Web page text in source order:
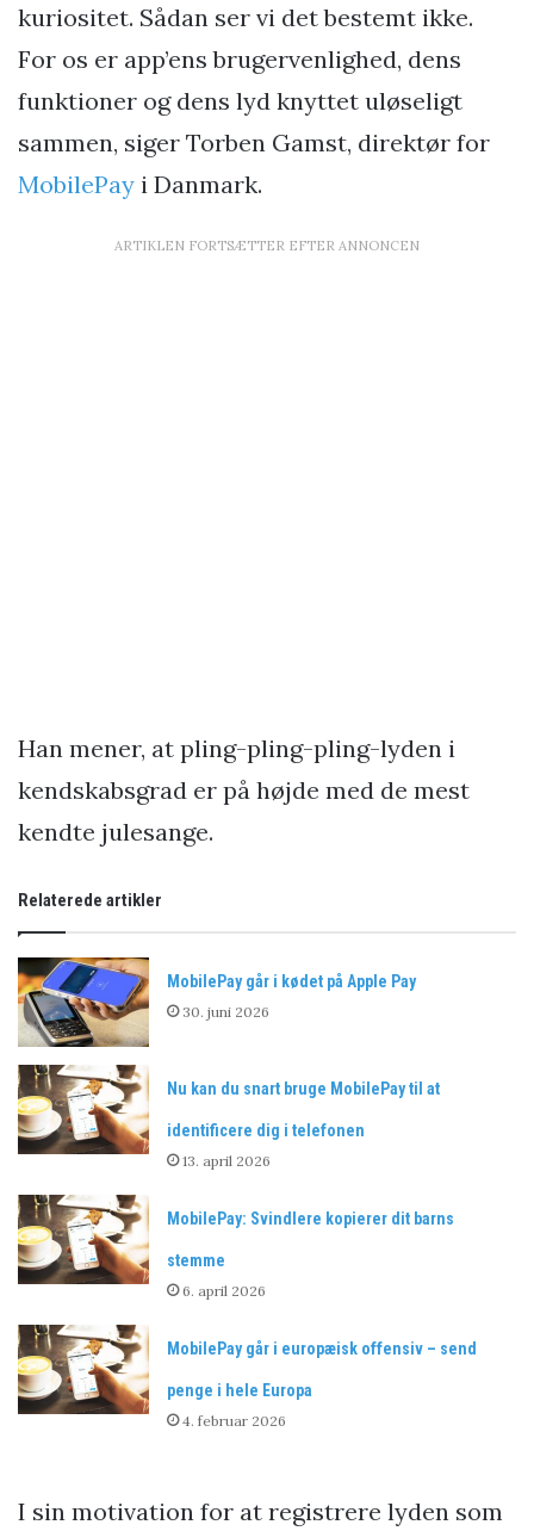
kuriositet. Sådan ser vi det bestemt ikke.
For os er app’ens brugervenlighed, dens
funktioner og dens lyd knyttet uløseligt
sammen, siger Torben Gamst, direktør for
MobilePay i Danmark.
ARTIKLEN FORTSÆTTER EFTER ANNONCEN
Han mener, at pling-pling-pling-lyden i
kendskabsgrad er på højde med de mest
kendte julesange.
Relaterede artikler
MobilePay går i kødet på Apple Pay
30. juni 2026
Nu kan du snart bruge MobilePay til at
identificere dig i telefonen
13. april 2026
MobilePay: Svindlere kopierer dit barns
stemme
6. april 2026
MobilePay går i europæisk offensiv – send
penge i hele Europa
4. februar 2026
I sin motivation for at registrere lyden som